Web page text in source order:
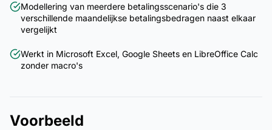
Modellering van meerdere betalingsscenario's die 3
verschillende maandelijkse betalingsbedragen naast elkaar
vergelijkt
Werkt in Microsoft Excel, Google Sheets en LibreOffice Calc
zonder macro's
Voorbeeld